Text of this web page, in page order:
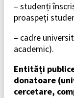
– studenți
proaspeți
– cadre
academic).
Entități
donatoare
cercetare,